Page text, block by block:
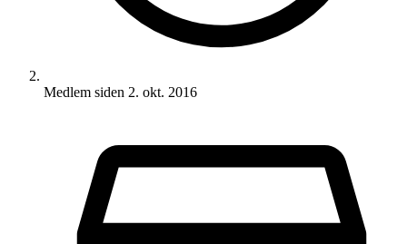
Medlem siden 2. okt. 2016